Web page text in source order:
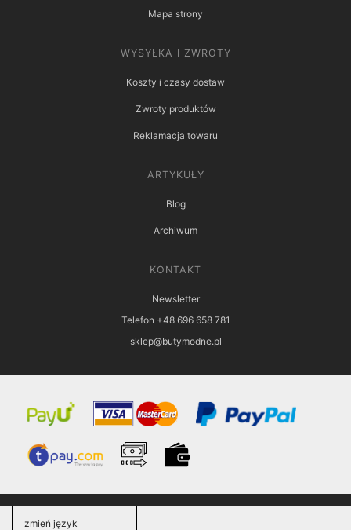
Mapa strony
WYSYŁKA I ZWROTY
Koszty i czasy dostaw
Zwroty produktów
Reklamacja towaru
ARTYKUŁY
Blog
Archiwum
KONTAKT
Newsletter
Telefon +48 696 658 781
sklep@butymodne.pl
zmień język